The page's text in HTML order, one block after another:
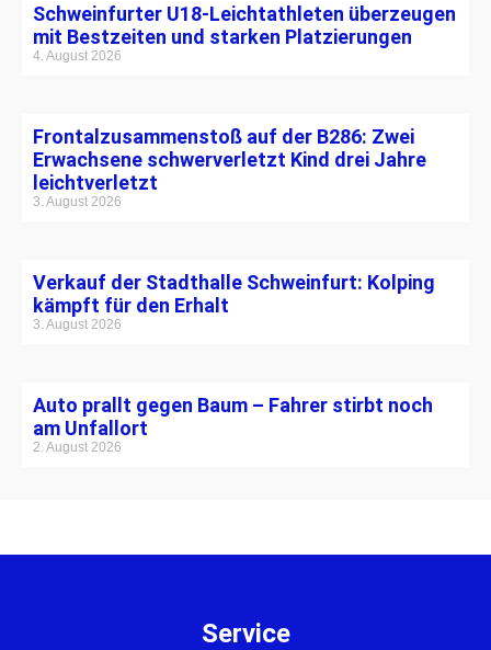
Schweinfurter U18-Leichtathleten überzeugen
mit Bestzeiten und starken Platzierungen
4. August 2026
Frontalzusammenstoß auf der B286: Zwei
Erwachsene schwerverletzt Kind drei Jahre
leichtverletzt
3. August 2026
Verkauf der Stadthalle Schweinfurt: Kolping
kämpft für den Erhalt
3. August 2026
Auto prallt gegen Baum – Fahrer stirbt noch
am Unfallort
2. August 2026
Service